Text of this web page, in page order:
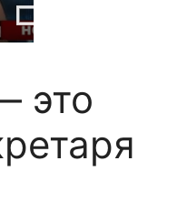
это